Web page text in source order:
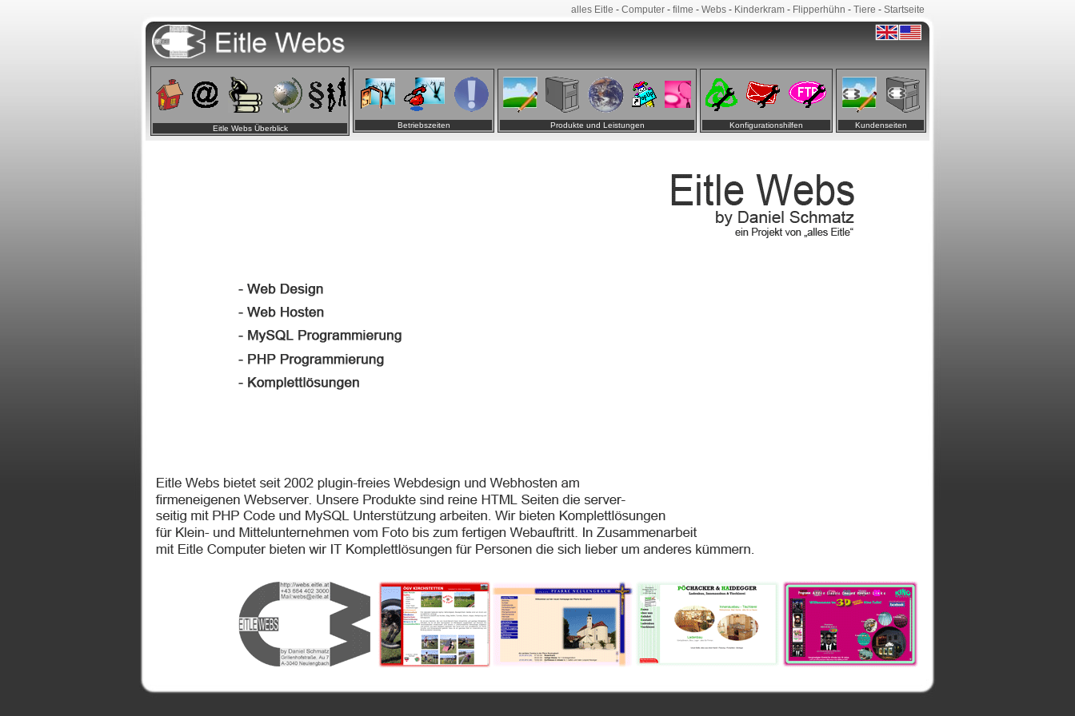
alles Eitle - Computer - filme - Webs - Kinderkram - Flipperhühn - Tiere - Startseite
Eitle Webs Überblick Betriebszeiten Produkte und Leistungen Konfigurationshilfen Kundenseiten